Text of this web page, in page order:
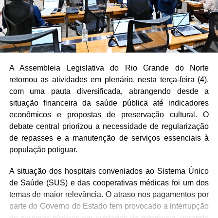
A Assembleia Legislativa do Rio Grande do Norte
retomou as atividades em plenário, nesta terça-feira (4),
com uma pauta diversificada, abrangendo desde a
situação financeira da saúde pública até indicadores
econômicos e propostas de preservação cultural. O
debate central priorizou a necessidade de regularização
de repasses e a manutenção de serviços essenciais à
população potiguar.
A situação dos hospitais conveniados ao Sistema Único
de Saúde (SUS) e das cooperativas médicas foi um dos
temas de maior relevância. O atraso nos pagamentos por
parte do Governo do Estado tem provocado a interrupção